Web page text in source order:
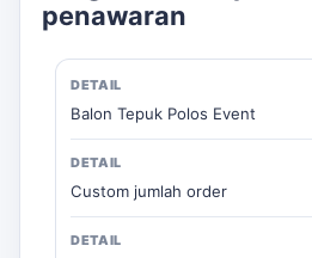
penawaran
Balon Tepuk Polos Event
Custom jumlah order